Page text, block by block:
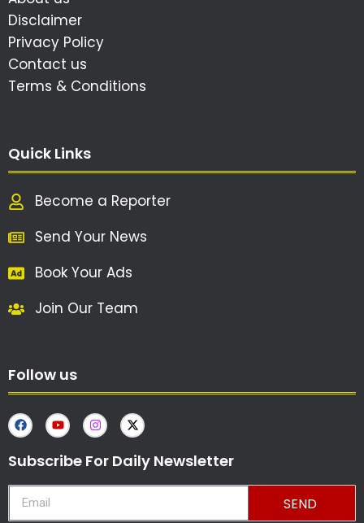
Disclaimer
Privacy Policy
Contact us
Terms & Conditions
Quick Links
Become a Reporter
Send Your News
Book Your Ads
Join Our Team
Follow us
Subscribe For Daily Newsletter
SEND